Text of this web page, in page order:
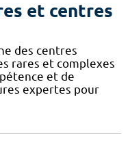
et centres
des centres
rares et complexes
et de
expertes pour